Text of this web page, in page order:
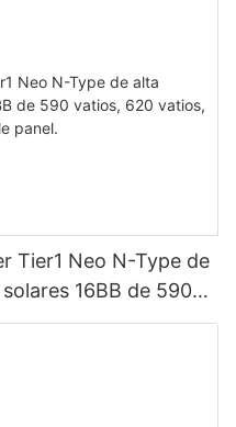
Tier1 Neo N-Type de
16BB de 590
y 650 vatios con